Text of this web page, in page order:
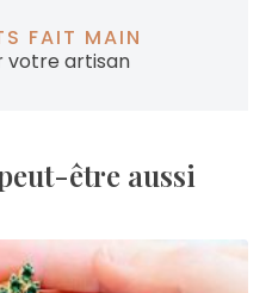
FAIT MAIN
votre artisan
être aussi